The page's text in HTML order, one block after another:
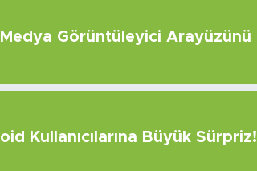
Görüntüleyici Arayüzünü
Kullanıcılarına Büyük Sürpriz!